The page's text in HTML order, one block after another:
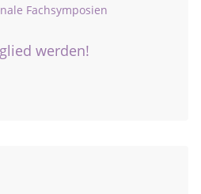
Fachsymposien
werden!